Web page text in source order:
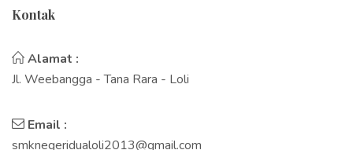
Kontak
Alamat :
Jl. Weebangga - Tana Rara - Loli
Email :
smknegeridualoli2013@gmail.com